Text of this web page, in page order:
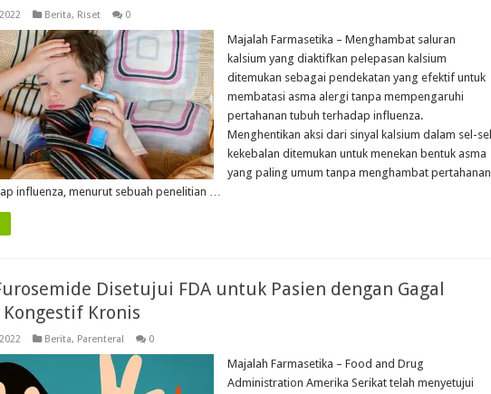
Berita, Riset 0
Majalah Farmasetika – Menghambat saluran
kalsium yang diaktifkan pelepasan kalsium
ditemukan sebagai pendekatan yang efektif untuk
membatasi asma alergi tanpa mempengaruhi
pertahanan tubuh terhadap influenza.
Menghentikan aksi dari sinyal kalsium dalam sel-sel
kekebalan ditemukan untuk menekan bentuk asma
yang paling umum tanpa menghambat pertahanan
influenza, menurut sebuah penelitian …
Disetujui FDA untuk Pasien dengan Gagal
Kongestif Kronis
Berita, Parenteral 0
Majalah Farmasetika – Food and Drug
Administration Amerika Serikat telah menyetujui